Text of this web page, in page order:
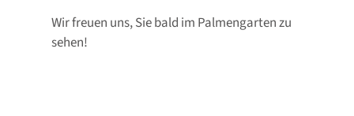
Wir freuen uns, Sie bald im Palmengarten zu
sehen!